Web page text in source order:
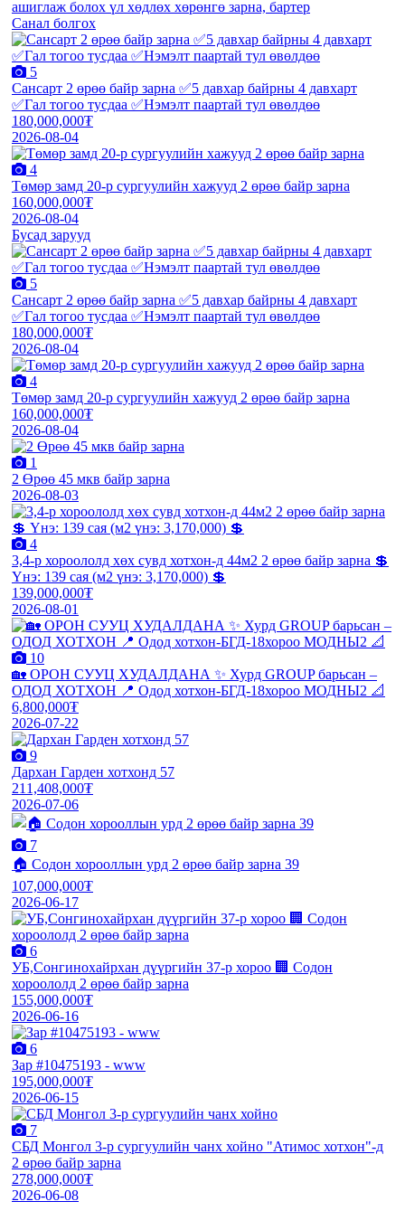
Санал болгох
5
Сансарт 2 өрөө байр зарна ✅5 давхар байрны 4 давхарт
✅Гал тогоо тусдаа ✅Нэмэлт паартай тул өвөлдөө
180,000,000₮
2026-08-04
4
Төмөр замд 20-р сургуулийн хажууд 2 өрөө байр зарна
160,000,000₮
2026-08-04
Бусад зарууд
5
Сансарт 2 өрөө байр зарна ✅5 давхар байрны 4 давхарт
✅Гал тогоо тусдаа ✅Нэмэлт паартай тул өвөлдөө
180,000,000₮
2026-08-04
4
Төмөр замд 20-р сургуулийн хажууд 2 өрөө байр зарна
160,000,000₮
2026-08-04
1
2 Өрөө 45 мкв байр зарна
2026-08-03
4
3,4-р хороололд хөх сувд хотхон-д 44м2 2 өрөө байр зарна 💲
Үнэ: 139 сая (м2 үнэ: 3,170,000) 💲
139,000,000₮
2026-08-01
10
🏡 ОРОН СУУЦ ХУДАЛДАНА ✨ Хурд GROUP барьсан –
ОДОД ХОТХОН 📍 Одод хотхон-БГД-18хороо МОДНЫ2 📐
6,800,000₮
2026-07-22
9
Дархан Гарден хотхонд 57
211,408,000₮
2026-07-06
7
🏠 Содон хорооллын урд 2 өрөө байр зарна 39
107,000,000₮
2026-06-17
6
УБ,Сонгинохайрхан дүүргийн 37-р хороо 🏢 Содон
хороололд 2 өрөө байр зарна
155,000,000₮
2026-06-16
6
Зар #10475193 - www
195,000,000₮
2026-06-15
7
СБД Монгол 3-р сургуулийн чанх хойно "Атимос хотхон"-д
2 өрөө байр зарна
278,000,000₮
2026-06-08